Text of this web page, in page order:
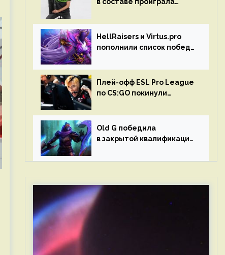
Circuit 2023
HellRaisers и Virtus.pro
пополнили список побед
Плей-офф ESL Pro League
по CS:GO покинули
Old G победила
в закрытой квалификации
Западной Европы